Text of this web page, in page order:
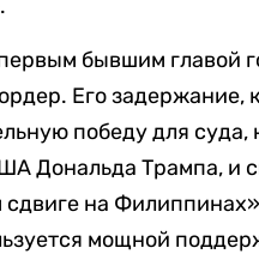
бывшим главой
Его задержание,
победу для
Дональда Трампа, и
сдвиге на
мощной